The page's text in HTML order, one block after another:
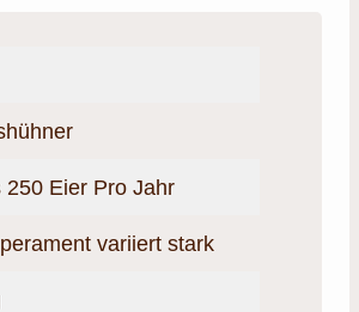
250 Eier Pro Jahr
variiert stark